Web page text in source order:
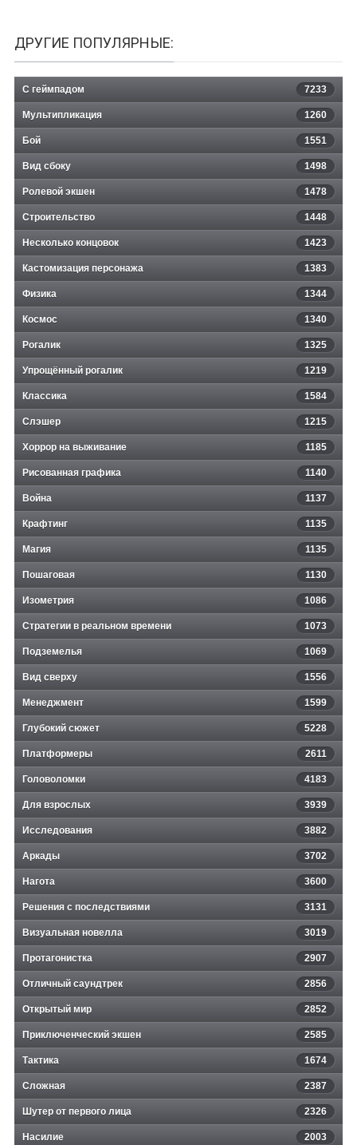
ДРУГИЕ ПОПУЛЯРНЫЕ:
С геймпадом 7233
Мультипликация 1260
Бой 1551
Вид сбоку 1498
Ролевой экшен 1478
Строительство 1448
Несколько концовок 1423
Кастомизация персонажа 1383
Физика 1344
Космос 1340
Рогалик 1325
Упрощённый рогалик 1219
Классика 1584
Слэшер 1215
Хоррор на выживание 1185
Рисованная графика 1140
Война 1137
Крафтинг 1135
Магия 1135
Пошаговая 1130
Изометрия 1086
Стратегии в реальном времени 1073
Подземелья 1069
Вид сверху 1556
Менеджмент 1599
Глубокий сюжет 5228
Платформеры 2611
Головоломки 4183
Для взрослых 3939
Исследования 3882
Аркады 3702
Нагота 3600
Решения с последствиями 3131
Визуальная новелла 3019
Протагонистка 2907
Отличный саундтрек 2856
Открытый мир 2852
Приключенческий экшен 2585
Тактика 1674
Сложная 2387
Шутер от первого лица 2326
Насилие 2003